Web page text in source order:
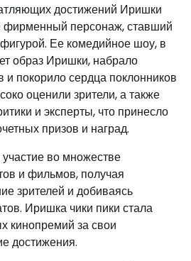
достижений Иришки
фирменный персонаж, ставший
Ее комедийное шоу, в
образ Иришки, набрало
покорило сердца поклонников
оценили зрители, а также
и эксперты, что принесло
призов и наград.
во множестве
и фильмов, получая
зрителей и добиваясь
Иришка чики пики стала
кинопремий за свои
достижения.